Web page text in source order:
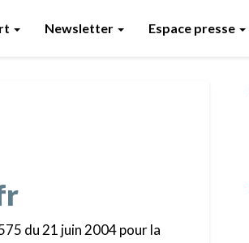
Newsletter Espace presse
du 21 juin 2004 pour la